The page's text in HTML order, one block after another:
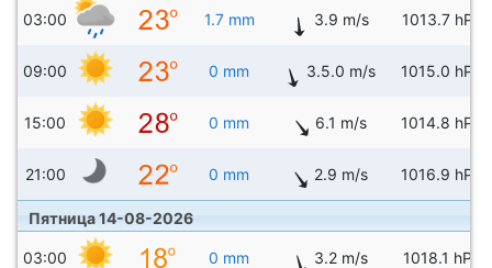
03:00 1.7 mm 3.9 m/s 1013.7 hPa
09:00 0 mm 3.5.0 m/s 1015.0 hPa
15:00 0 mm 6.1 m/s 1014.8 hPa
21:00 0 mm 2.9 m/s 1016.9 hPa
Пятница 14-08-2026
03:00 0 mm 3.2 m/s 1018.1 hPa